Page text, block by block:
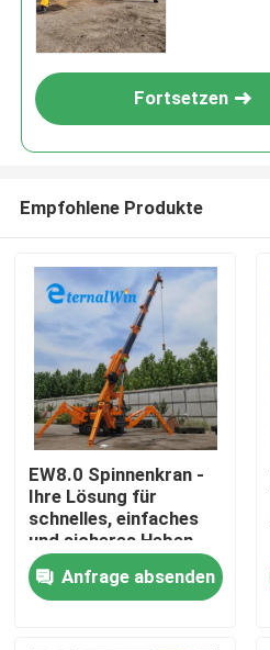
Haus
Fortsetzen
Empfohlene Produkte
EW8.0 Spinnenkran -
Ihre Lösung für
schnelles, einfaches
und sicheres Heben
Anfrage absenden